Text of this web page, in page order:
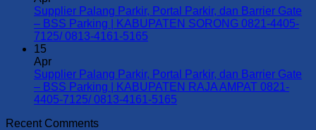
Parking
|
KOTA
4405-
7125/
0813-
dan
Barrier
Parking
|
KABUPATEN
Supplier
Palang
dan
Barrier
Supplier Palang Parkir, Portal Parkir, dan Barrier Gate
– BSS Parking | KABUPATEN SORONG 0821-4405-
7125/ 0813-4161-5165
Supplier
Palang
Parkir,
15
Apr
Supplier Palang Parkir, Portal Parkir, dan Barrier Gate
– BSS Parking | KABUPATEN RAJA AMPAT 0821-
4405-7125/ 0813-4161-5165
Recent Comments